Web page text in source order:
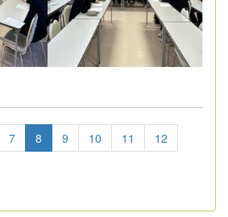
7 8 9 10 11
12